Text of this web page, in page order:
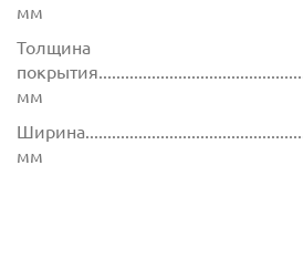
мм
Толщина
мм
мм